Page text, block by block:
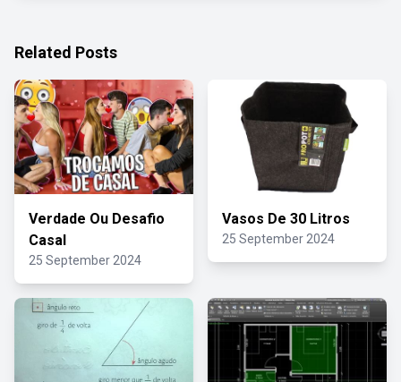
Related Posts
Verdade Ou Desafio
Casal
25 September 2024
Vasos De 30 Litros
25 September 2024